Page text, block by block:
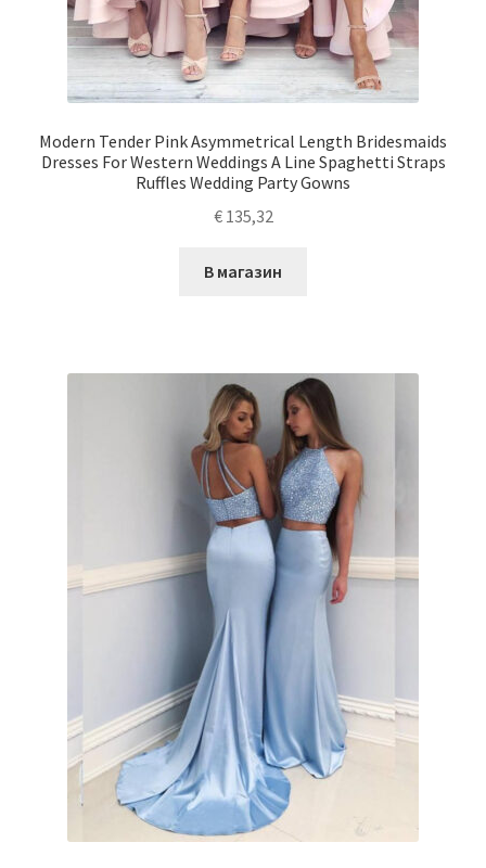
Modern Tender Pink Asymmetrical Length Bridesmaids
Dresses For Western Weddings A Line Spaghetti Straps
Ruffles Wedding Party Gowns
€135,32
В магазин